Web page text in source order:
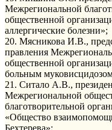
Межрегиональной
общественной
аллергические болезни»;
20. Мясникова И.В.,
правления
общественной
больным
21. Ситало А.В.,
Межрегиональной
благотворительной
«Общество
Бехтерева»;